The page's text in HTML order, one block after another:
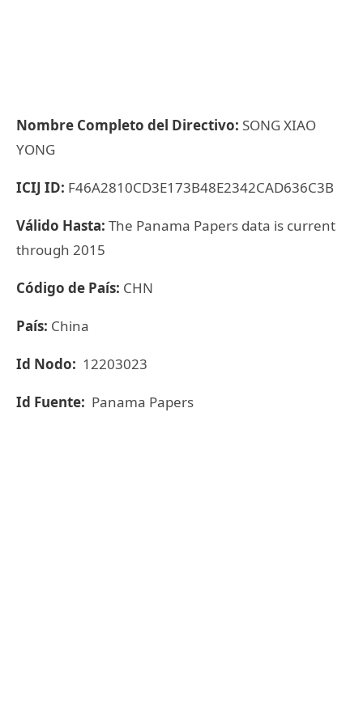
Nombre Completo del Directivo: SONG XIAO
YONG
ICIJ ID: F46A2810CD3E173B48E2342CAD636C3B
Válido Hasta: The Panama Papers data is current
through 2015
Código de País: CHN
País: China
Id Nodo: 12203023
Id Fuente: Panama Papers